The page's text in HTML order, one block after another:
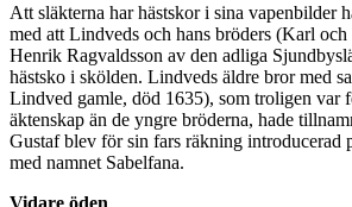
Att släkterna har hästskor i sina vapenbilder
med att Lindveds och hans bröders (Karl
Henrik Ragvaldsson av den adliga
hästsko i skölden. Lindveds äldre bror med
Lindved gamle, död 1635), som troligen var
äktenskap än de yngre bröderna, hade
Gustaf blev för sin fars räkning introducerad
med namnet Sabelfana.
Vidare öden